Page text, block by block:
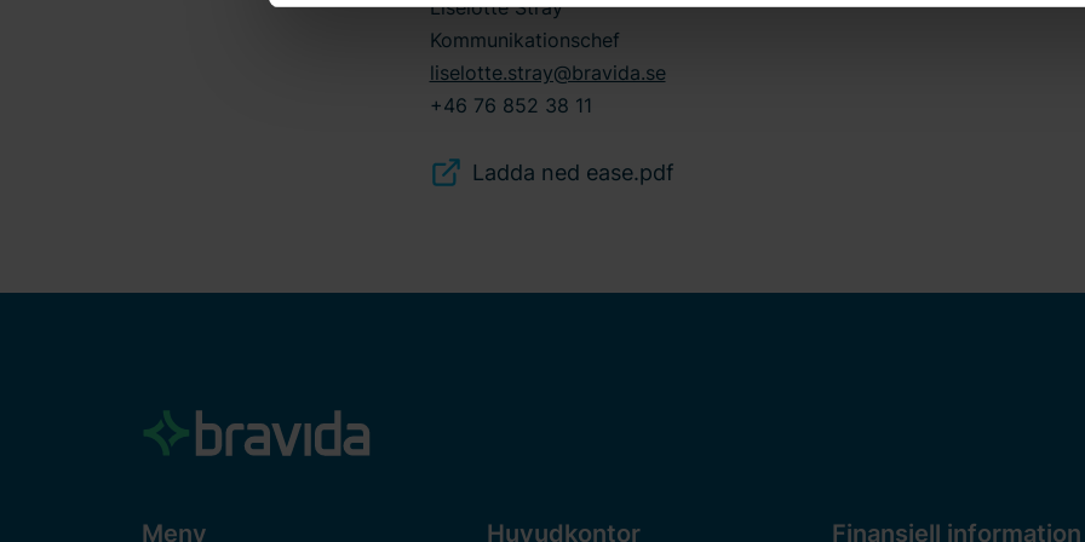
användningen av cookies och läs mer i vårintegritetspolicyom hur vi behandlar
oss. Ange ditt samtyckes-ID och datum för när du kontaktade oss gällande ditt samtycke.
Liselotte Stray
Kommunikationschef
liselotte.stray@bravida.se
+46 76 852 38 11
Ladda ned ease.pdf
Meny Huvudkontor Finansiell information